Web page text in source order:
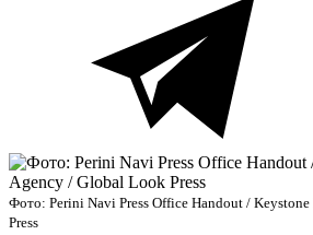
Фото: Perini Navi Press Office Handout /
Press